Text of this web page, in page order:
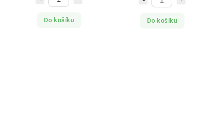
Do košíku Do košíku